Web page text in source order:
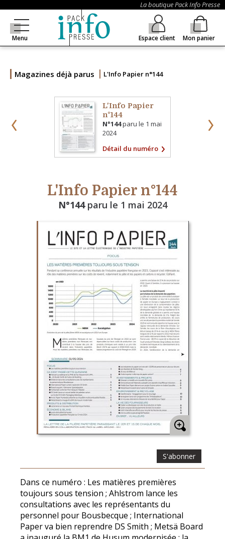
La boutique Pack Info Presse
Menu Espace client Mon panier
Magazines déjà parus L'Info Papier n°144
L'Info Papier
n°144
N°144paru le 1 mai
2024
Détail du numéro
L'Info Papier n°144
N°144paru le 1 mai 2024
S'abonner
Dans ce numéro : Les matières premières
toujours sous tension ; Ahlstrom lance les
consultations avec les représentants du
personnel pour Bousbecque ; International
Paper va bien reprendre DS Smith ; Metsä Board